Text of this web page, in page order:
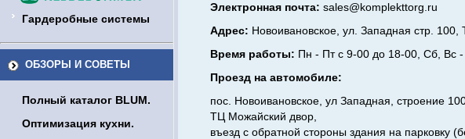
Гардеробные системы
ОБЗОРЫ И СОВЕТЫ
Полный каталог BLUM.
Оптимизация кухни.
Электронная почта: sales@komplekttorg.ru
Адрес: Новоивановское, ул. Западная стр.
Время работы: Пн - Пт с 9-00 до 18-00, Сб, Вс -
Проезд на автомобиле:
пос. Новоивановское, ул Западная, строение
ТЦ Можайский двор,
въезд с обратной стороны здания на парковку